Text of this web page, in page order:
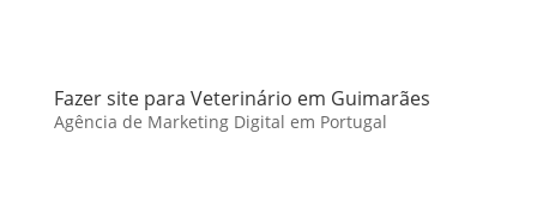
Fazer site para Veterinário em Guimarães
Agência de Marketing Digital em Portugal